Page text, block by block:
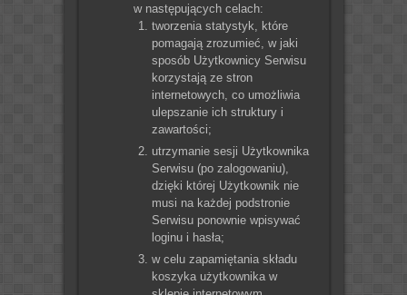
w następujących celach:
tworzenia statystyk, które
pomagają zrozumieć, w jaki
sposób Użytkownicy Serwisu
korzystają ze stron
internetowych, co umożliwia
ulepszanie ich struktury i
zawartości;
utrzymanie sesji Użytkownika
Serwisu (po zalogowaniu),
dzięki której Użytkownik nie
musi na każdej podstronie
Serwisu ponownie wpisywać
loginu i hasła;
w celu zapamiętania składu
koszyka użytkownika w